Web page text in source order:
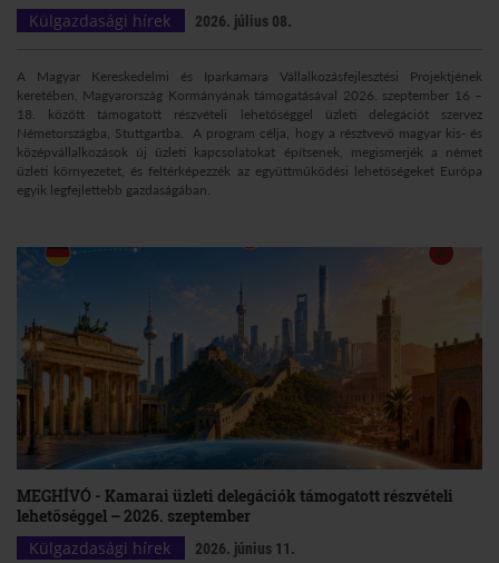
Külgazdasági hírek
2026. július 08.
A Magyar Kereskedelmi és Iparkamara Vállalkozásfejlesztési Projektjének
keretében, Magyarország Kormányának támogatásával 2026. szeptember 16 –
18. között támogatott részvételi lehetőséggel üzleti delegációt szervez
Németországba, Stuttgartba. A program célja, hogy a résztvevő magyar kis- és
középvállalkozások új üzleti kapcsolatokat építsenek, megismerjék a német
üzleti környezetet, és feltérképezzék az együttműködési lehetőségeket Európa
egyik legfejlettebb gazdaságában.
MEGHÍVÓ - Kamarai üzleti delegációk támogatott részvételi
lehetőséggel – 2026. szeptember
Külgazdasági hírek
2026. június 11.